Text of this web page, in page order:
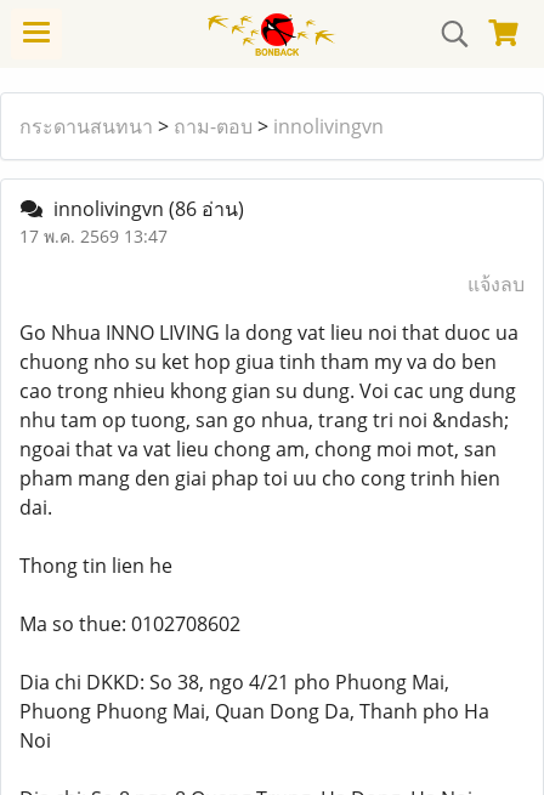
กระดานสนทนา > ถาม-ตอบ > innolivingvn
innolivingvn (86 อ่าน)
17 พ.ค. 2569 13:47
แจ้งลบ
Go Nhua INNO LIVING la dong vat lieu noi that duoc ua
chuong nho su ket hop giua tinh tham my va do ben
cao trong nhieu khong gian su dung. Voi cac ung dung
nhu tam op tuong, san go nhua, trang tri noi &ndash;
ngoai that va vat lieu chong am, chong moi mot, san
pham mang den giai phap toi uu cho cong trinh hien
dai.
Thong tin lien he
Ma so thue: 0102708602
Dia chi DKKD: So 38, ngo 4/21 pho Phuong Mai,
Phuong Phuong Mai, Quan Dong Da, Thanh pho Ha
Noi